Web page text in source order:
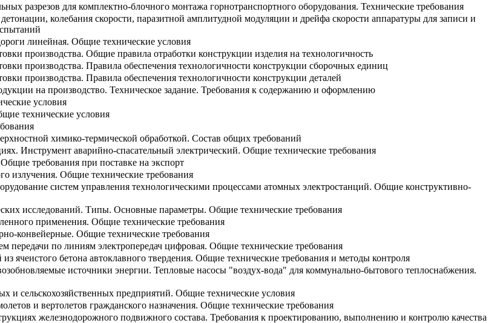
разрезов для комплектно-блочного монтажа горнотранспортного оборудования. Технические требования
колебания скорости, паразитной амплитудной модуляции и дрейфа скорости аппаратуры для записи и
линейная. Общие технические условия
производства. Общие правила отработки конструкции изделия на технологичность
производства. Правила обеспечения технологичности конструкции сборочных единиц
производства. Правила обеспечения технологичности конструкции деталей
на производство. Техническое задание. Требования к содержанию и оформлению
условия
технические условия
химико-термической обработкой. Состав общих требований
Инструмент аварийно-спасательный электрический. Общие технические требования
требования при поставке на экспорт
излучения. Общие технические требования
систем управления технологическими процессами атомных электростанций. Общие конструктивно-
исследований. Типы. Основные параметры. Общие технические требования
применения. Общие технические требования
конвейерные. Общие технические требования
передачи по линиям электропередач цифровая. Общие технические требования
ячеистого бетона автоклавного твердения. Общие технические требования и методы контроля
источники энергии. Тепловые насосы "воздух-вода" для коммунально-бытового теплоснабжения.
и сельскохозяйственных предприятий. Общие технические условия
и вертолетов гражданского назначения. Общие технические требования
железнодорожного подвижного состава. Требования к проектированию, выполнению и контролю качества